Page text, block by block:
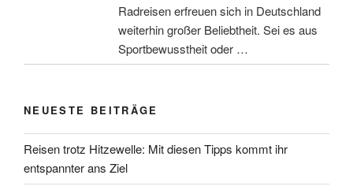
Radreisen erfreuen sich in Deutschland
weiterhin großer Beliebtheit. Sei es aus
Sportbewusstheit oder …
NEUESTE BEITRÄGE
Reisen trotz Hitzewelle: Mit diesen Tipps kommt ihr
entspannter ans Ziel